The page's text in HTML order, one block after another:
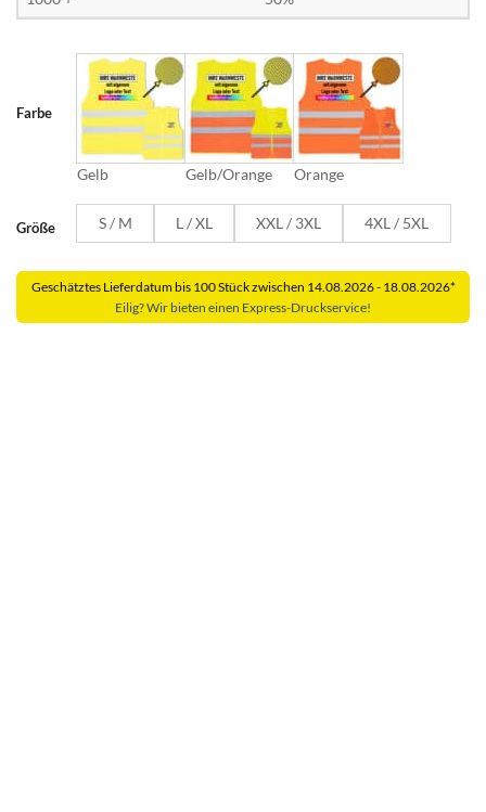
Farbe
Gelb Gelb/Orange Orange
Größe S / M L / XL XXL / 3XL 4XL / 5XL
Geschätztes Lieferdatum bis 100 Stück zwischen 14.08.2026 - 18.08.2026*
Eilig? Wir bieten einen Express-Druckservice!